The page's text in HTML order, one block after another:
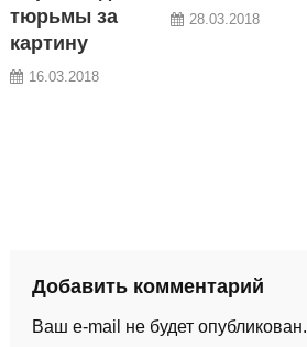
тюрьмы за
картину
16.03.2018
28.03.2018
Добавить комментарий
Ваш e-mail не будет опубликован.